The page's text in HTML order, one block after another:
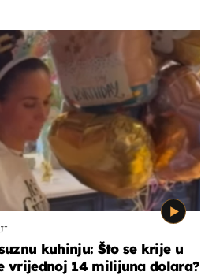
kuhinju: Što se krije u
vrijednoj 14 milijuna dolara?